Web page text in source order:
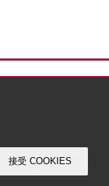
接受 COOKIES